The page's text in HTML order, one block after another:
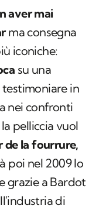
aver mai
ma consegna
iconiche:
su una
in
nei confronti
pelliccia vuol
de la fourrure,
poi nel 2009 lo
grazie a Bardot
di